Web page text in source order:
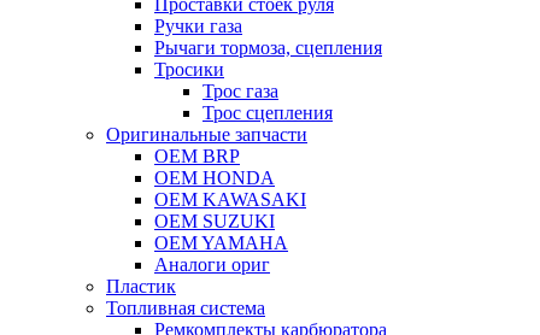
Проставки стоек руля
Ручки газа
Рычаги тормоза, сцепления
Тросики
Трос газа
Трос сцепления
Оригинальные запчасти
OEM BRP
OEM HONDA
OEM KAWASAKI
OEM SUZUKI
OEM YAMAHA
Аналоги ориг
Пластик
Топливная система
Ремкомплекты карбюратора